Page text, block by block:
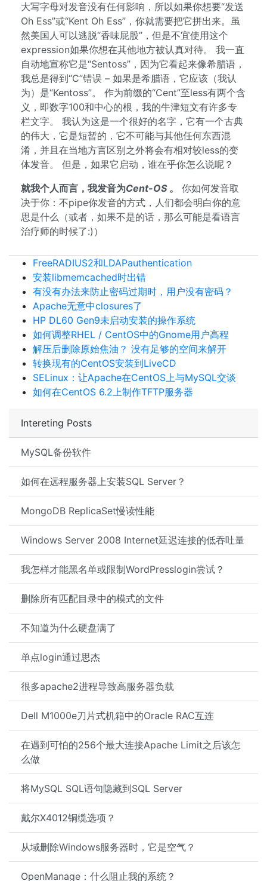
Intereting Posts
MySQL备份软件
如何在远程服务器上安装SQL Server？
MongoDB ReplicaSet慢读性能
Windows Server 2008 Internet延迟连接的低吞吐量
我怎样才能黑名单或限制WordPresslogin尝试？
删除所有匹配目录中的模式的文件
不知道为什么硬盘满了
单点login通过思杰
很多apache2进程导致高服务器负载
Dell M1000e刀片式机箱中的Oracle RAC互连
在遇到可怕的256个最大连接Apache Limit之后该怎
么做
将MySQL SQL语句隐藏到SQL Server
戴尔X4012铜缆选项？
从域删除Windows服务器时，它是空气？
OpenManage：什么阻止我的系统？
大写字母对发音没有任何影响，所以如果你想要“发送
Oh Ess”或“Kent Oh Ess”，你就需要把它拼出来。虽
然美国人可以逃脱“香味屁股”，但是不宜使用这个
expression如果你想在其他地方被认真对待。 我一直
自动地宣称它是“Sentoss”，因为它看起来像希腊语，
我总是得到“C”错误 – 如果是希腊语，它应该（我认
为）是“Kentoss”。 作为前缀的“Cent”至less有两个含
义，即数字100和中心的根，我的牛津短文有许多专
栏文字。 我认为这是一个很好的名字，它有一个古典
的伟大，它是短暂的，它不可能与其他任何东西混
淆，并且在当地方言区别之外将会有相对较less的变
体发音。 但是，如果它启动，谁在乎你怎么说呢？
就我个人而言，我发音为Cent-OS。
你如何发音取
决于你：不pipe你发音的方式，人们都会明白你的意
思是什么（或者，如果不是的话，那么可能是看语言
治疗师的时候了:)）
FreeRADIUS2和LDAPauthentication
安装libmemcached时出错
有没有办法来防止密码过期时，用户没有密码？
Apache无意中closures了
HP DL60 Gen9未启动安装的操作系统
如何调整RHEL / CentOS中的Gnome用户高程
解压后删除原始焦油？ 没有足够的空间来解开
转换现有的CentOS安装到LiveCD
SELinux：让Apache在CentOS上与MySQL交谈
如何在CentOS 6.2上制作TFTP服务器